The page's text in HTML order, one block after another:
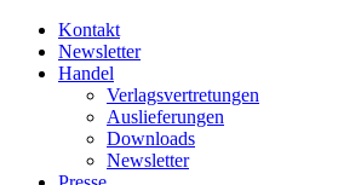
Kontakt
Newsletter
Handel
Verlagsvertretungen
Auslieferungen
Downloads
Newsletter